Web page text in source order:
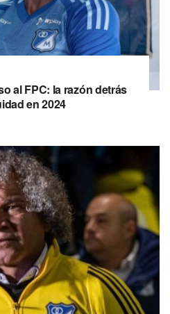
al FPC: la razón detrás
en 2024